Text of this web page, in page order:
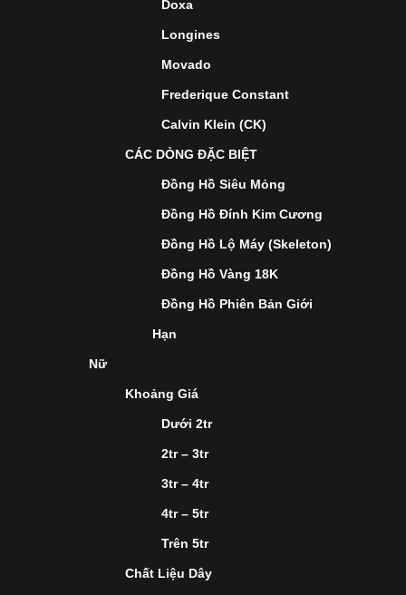
Doxa
Longines
Movado
Frederique Constant
Calvin Klein (CK)
CÁC DÒNG ĐẶC BIỆT
Đồng Hồ Siêu Mỏng
Đồng Hồ Đính Kim Cương
Đồng Hồ Lộ Máy (Skeleton)
Đồng Hồ Vàng 18K
Đồng Hồ Phiên Bản Giới
Hạn
Nữ
Khoảng Giá
Dưới 2tr
2tr – 3tr
3tr – 4tr
4tr – 5tr
Trên 5tr
Chất Liệu Dây